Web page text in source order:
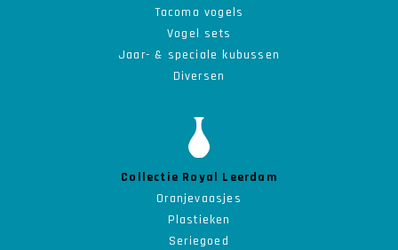
Tacoma vogels
Vogel sets
Jaar- & speciale kubussen
Diversen
Collectie Royal Leerdam
Oranjevaasjes
Plastieken
Seriegoed